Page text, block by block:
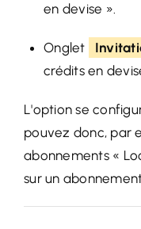
en devise ».
Onglet
crédits en
L'option se
pouvez donc, par
abonnements «
sur un